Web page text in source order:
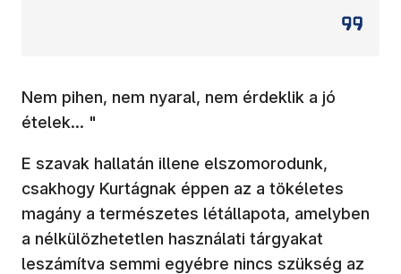
Nem pihen, nem nyaral, nem érdeklik a jó
ételek… "
E szavak hallatán illene elszomorodunk,
csakhogy Kurtágnak éppen az a tökéletes
magány a természetes létállapota, amelyben
a nélkülözhetetlen használati tárgyakat
leszámítva semmi egyébre nincs szükség az